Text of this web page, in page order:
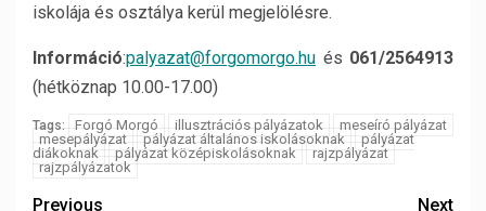
iskolája és osztálya kerül megjelölésre.
Információ:palyazat@forgomorgo.hu és 061/2564913
(hétköznap 10.00-17.00)
Tags: Forgó Morgó illusztrációs pályázatok
meseíró pályázat
mesepályázat
pályázat általános iskolásoknak
pályázat
diákoknak
pályázat középiskolásoknak
rajzpályázat
rajzpályázatok
Previous
Next